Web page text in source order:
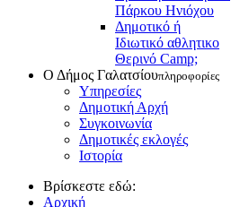
Πάρκου Ηνιόχου
Δημοτικό ή
Ιδιωτικό αθλητικο
Θερινό Camp;
Ο Δήμος Γαλατσίουπληροφορίες
Υπηρεσίες
Δημοτική Αρχή
Συγκοινωνία
Δημοτικές εκλογές
Ιστορία
Βρίσκεστε εδώ:
Αρχική